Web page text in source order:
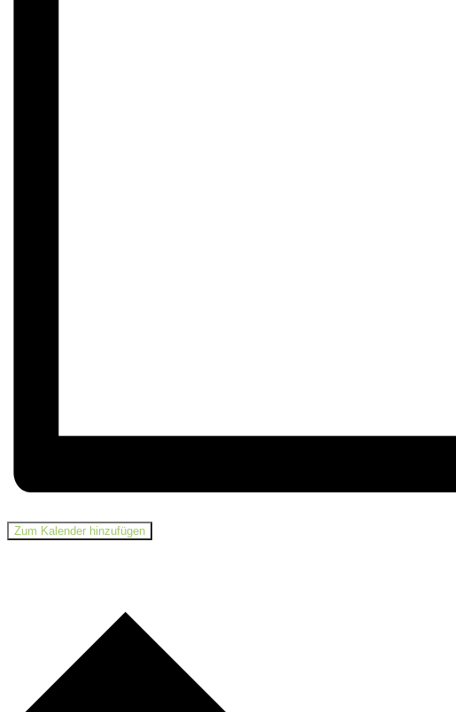
Zum Kalender hinzufügen